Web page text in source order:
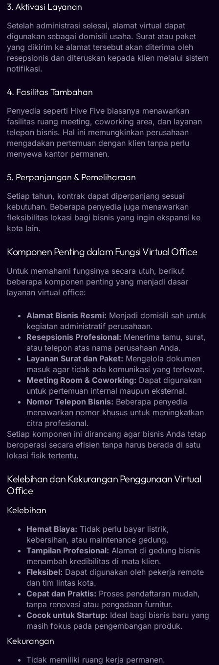
3. Aktivasi Layanan
Setelah administrasi selesai, alamat virtual dapat
digunakan sebagai domisili usaha. Surat atau paket
yang dikirim ke alamat tersebut akan diterima oleh
resepsionis dan diteruskan kepada klien melalui sistem
notifikasi.
4. Fasilitas Tambahan
Penyedia seperti Hive Five biasanya menawarkan
fasilitas ruang meeting, coworking area, dan layanan
telepon bisnis. Hal ini memungkinkan perusahaan
mengadakan pertemuan dengan klien tanpa perlu
menyewa kantor permanen.
5. Perpanjangan & Pemeliharaan
Setiap tahun, kontrak dapat diperpanjang sesuai
kebutuhan. Beberapa penyedia juga menawarkan
fleksibilitas lokasi bagi bisnis yang ingin ekspansi ke
kota lain.
Komponen Penting dalam Fungsi Virtual Office
Untuk memahami fungsinya secara utuh, berikut
beberapa komponen penting yang menjadi dasar
layanan virtual office:
Alamat Bisnis Resmi: Menjadi domisili sah untuk
kegiatan administratif perusahaan.
Resepsionis Profesional: Menerima tamu, surat,
atau telepon atas nama perusahaan Anda.
Layanan Surat dan Paket: Mengelola dokumen
masuk agar tidak ada komunikasi yang terlewat.
Meeting Room & Coworking: Dapat digunakan
untuk pertemuan internal maupun eksternal.
Nomor Telepon Bisnis: Beberapa penyedia
menawarkan nomor khusus untuk meningkatkan
citra profesional.
Setiap komponen ini dirancang agar bisnis Anda tetap
beroperasi secara efisien tanpa harus berada di satu
lokasi fisik tertentu.
Kelebihan dan Kekurangan Penggunaan Virtual
Office
Kelebihan
Hemat Biaya: Tidak perlu bayar listrik,
kebersihan, atau maintenance gedung.
Tampilan Profesional: Alamat di gedung bisnis
menambah kredibilitas di mata klien.
Fleksibel: Dapat digunakan oleh pekerja remote
dan tim lintas kota.
Cepat dan Praktis: Proses pendaftaran mudah,
tanpa renovasi atau pengadaan furnitur.
Cocok untuk Startup: Ideal bagi bisnis baru yang
masih fokus pada pengembangan produk.
Kekurangan
Tidak memiliki ruang kerja permanen.